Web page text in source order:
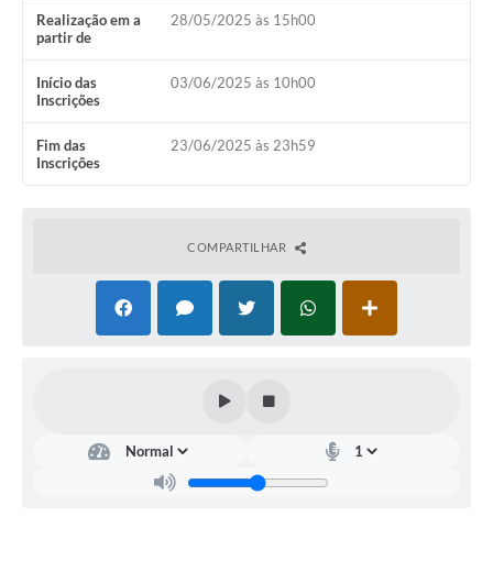
Realização em a
partir de
28/05/2025 às 15h00
Início das
Inscrições
03/06/2025 às 10h00
Fim das
Inscrições
23/06/2025 às 23h59
COMPARTILHAR